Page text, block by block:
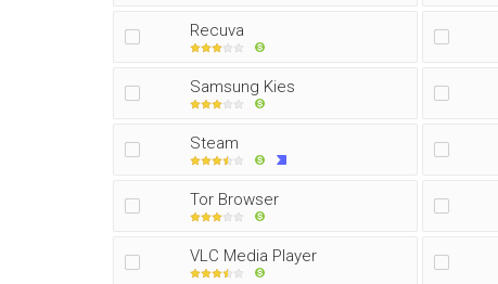
Recuva
Samsung Kies
Steam
Tor Browser
VLC Media Player